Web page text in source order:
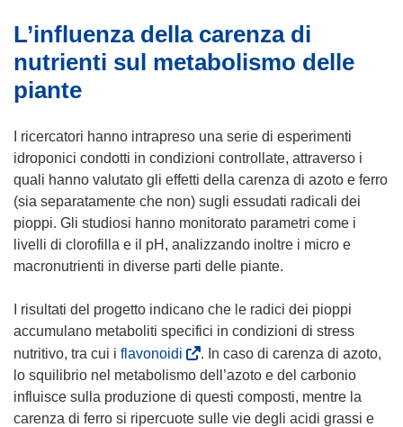
i
n
t
r
a
)
u
a
o
v
a
f
i
n
e
t
r
a
)
L’influenza della carenza di
nutrienti sul metabolismo delle
piante
I ricercatori hanno intrapreso una serie di esperimenti
idroponici condotti in condizioni controllate, attraverso i
quali hanno valutato gli effetti della carenza di azoto e ferro
(sia separatamente che non) sugli essudati radicali dei
pioppi. Gli studiosi hanno monitorato parametri come i
livelli di clorofilla e il pH, analizzando inoltre i micro e
macronutrienti in diverse parti delle piante.
I risultati del progetto indicano che le radici dei pioppi
accumulano metaboliti specifici in condizioni di stress
nutritivo, tra cui i flavonoidi
s
i
a
. In caso di carenza di azoto,
lo squilibrio nel metabolismo dell’azoto e del carbonio
influisce sulla produzione di questi composti, mentre la
carenza di ferro si ripercuote sulle vie degli acidi grassi e